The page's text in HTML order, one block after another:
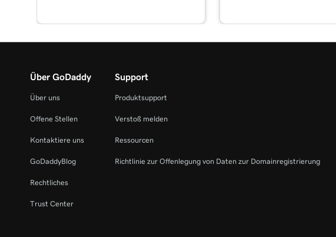
Über GoDaddy
Über uns
Offene Stellen
Kontaktiere uns
GoDaddyBlog
Rechtliches
Trust Center
Support
Produktsupport
Verstoß melden
Ressourcen
Richtlinie zur Offenlegung von Daten zur Domainregistrierung